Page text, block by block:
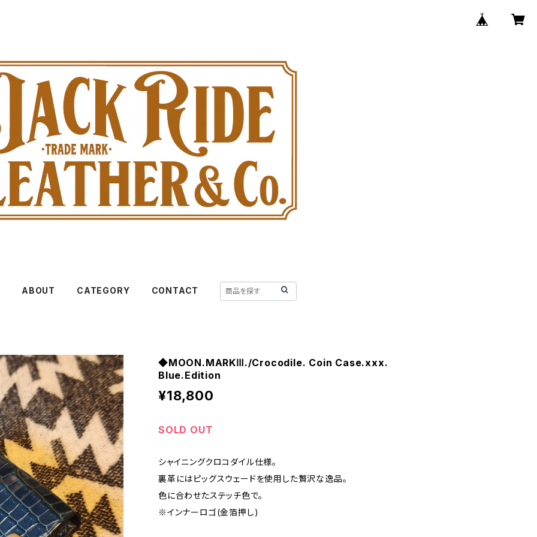
ABOUT CATEGORY CONTACT
◆MOON.MARKⅢ./Crocodile. Coin Case.xxx.
Blue.Edition
¥18,800
SOLD OUT
シャイニングクロコダイル仕様。
裏革にはピッグスウェードを使用した贅沢な逸品。
色に合わせたステッチ色で。
※インナーロゴ(金箔押し)